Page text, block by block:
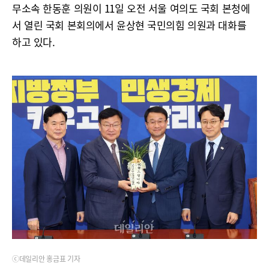
무소속 한동훈 의원이 11일 오전 서울 여의도 국회 본청에
서 열린 국회 본회의에서 윤상현 국민의힘 의원과 대화를
하고 있다.
ⓒ데일리안 홍금표 기자